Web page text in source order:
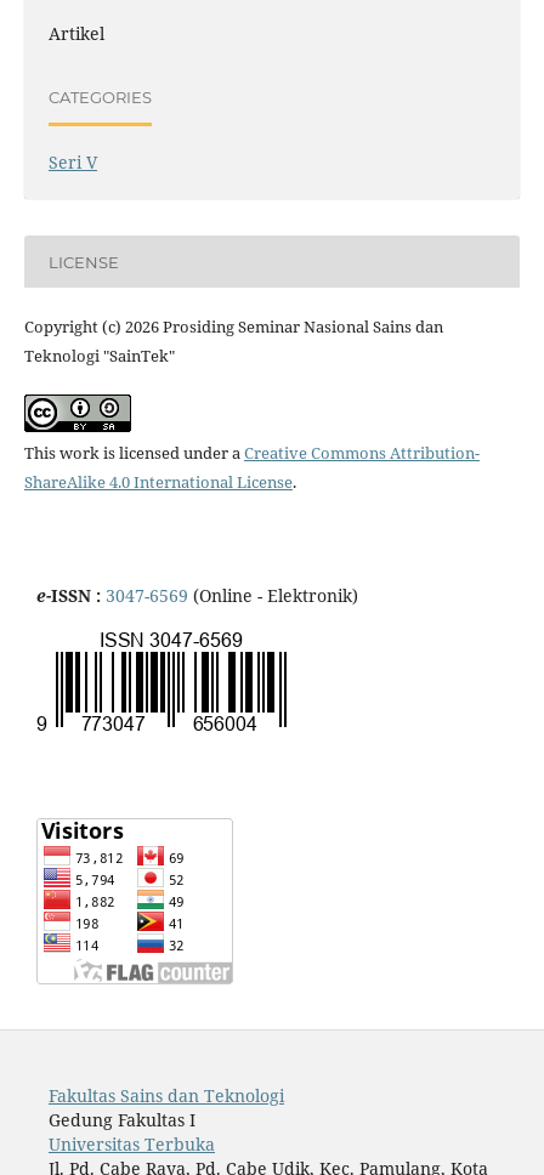
Artikel
CATEGORIES
Seri V
LICENSE
Copyright (c) 2026 Prosiding Seminar Nasional Sains dan
Teknologi "SainTek"
This work is licensed under aCreative Commons Attribution-
ShareAlike 4.0 International License.
e-ISSN : 3047-6569 (Online - Elektronik)
Fakultas Sains dan Teknologi
Gedung Fakultas I
Universitas Terbuka
Jl. Pd. Cabe Raya, Pd. Cabe Udik, Kec. Pamulang, Kota